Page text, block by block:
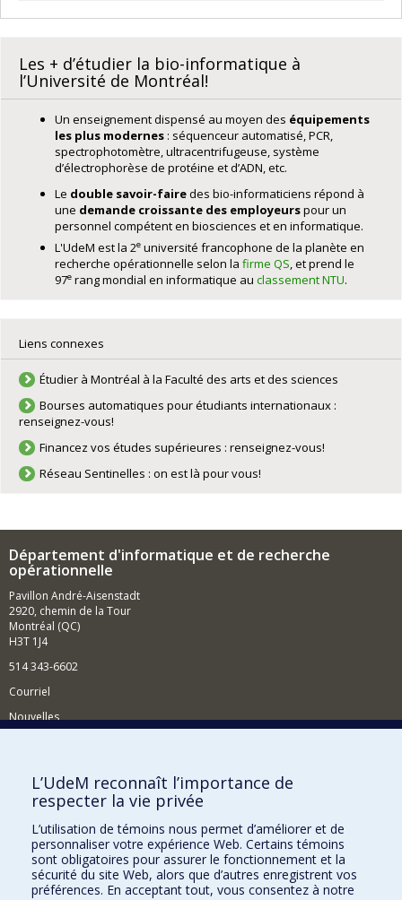
Les + d’étudier la bio-informatique à
l’Université de Montréal!
Un enseignement dispensé au moyen des équipements
les plus modernes : séquenceur automatisé, PCR,
spectrophotomètre, ultracentrifugeuse, système
d’électrophorèse de protéine et d’ADN, etc.
Le double savoir-fairedes bio-informaticiens répond à
une demande croissante des employeurspour un
personnel compétent en biosciences et en informatique.
L'UdeM est la 2e université francophone de la planète en
recherche opérationnelle selon la firme QS, et prend le
97e rang mondial en informatique au classement NTU.
Liens connexes
Étudier à Montréal à la Faculté des arts et des sciences
Bourses automatiques pour étudiants internationaux :
renseignez-vous!
Financez vos études supérieures : renseignez-vous!
Réseau Sentinelles : on est là pour vous!
Département d'informatique et de recherche
opérationnelle
Pavillon André-Aisenstadt
2920, chemin de la Tour
Montréal (QC)
H3T 1J4
514 343-6602
Courriel
Nouvelles
Comment soutenir le Département?
BESOIN D'AIDE?
Plan du site
Signaler une erreur
Accessibilité
L’UdeM reconnaît l’importance de
respecter la vie privée
L’utilisation de témoins nous permet d’améliorer et de
personnaliser votre expérience Web. Certains témoins
sont obligatoires pour assurer le fonctionnement et la
sécurité du site Web, alors que d’autres enregistrent vos
préférences. En acceptant tout, vous consentez à notre